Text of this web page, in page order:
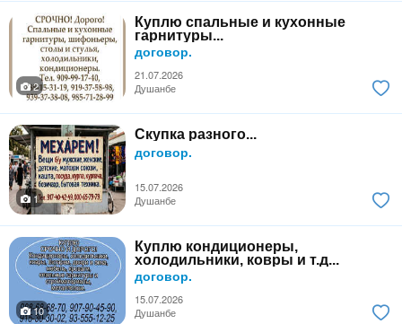
Куплю спальные и кухонные
гарнитуры...
договор.
21.07.2026
2
Душанбе
Скупка разного...
договор.
15.07.2026
1
Душанбе
Куплю кондиционеры,
холодильники, ковры и т.д...
договор.
15.07.2026
10
Душанбе